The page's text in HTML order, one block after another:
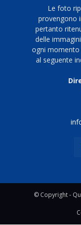
Le foto
provengono
pertanto
delle
ogni momento
al seguente
© Copyright -